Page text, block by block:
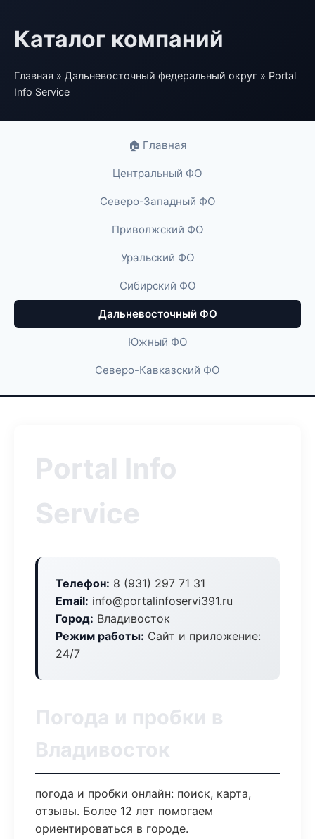
Каталог компаний
Главная » Дальневосточный федеральный округ » Portal
Info Service
🏠 Главная
Центральный ФО
Северо-Западный ФО
Приволжский ФО
Уральский ФО
Сибирский ФО
Дальневосточный ФО
Южный ФО
Северо-Кавказский ФО
Portal Info
Service
Телефон: 8 (931) 297 71 31
Email: info@portalinfoservi391.ru
Город: Владивосток
Режим работы: Сайт и приложение:
24/7
Погода и пробки в
Владивосток
погода и пробки онлайн: поиск, карта,
отзывы. Более 12 лет помогаем
ориентироваться в городе.